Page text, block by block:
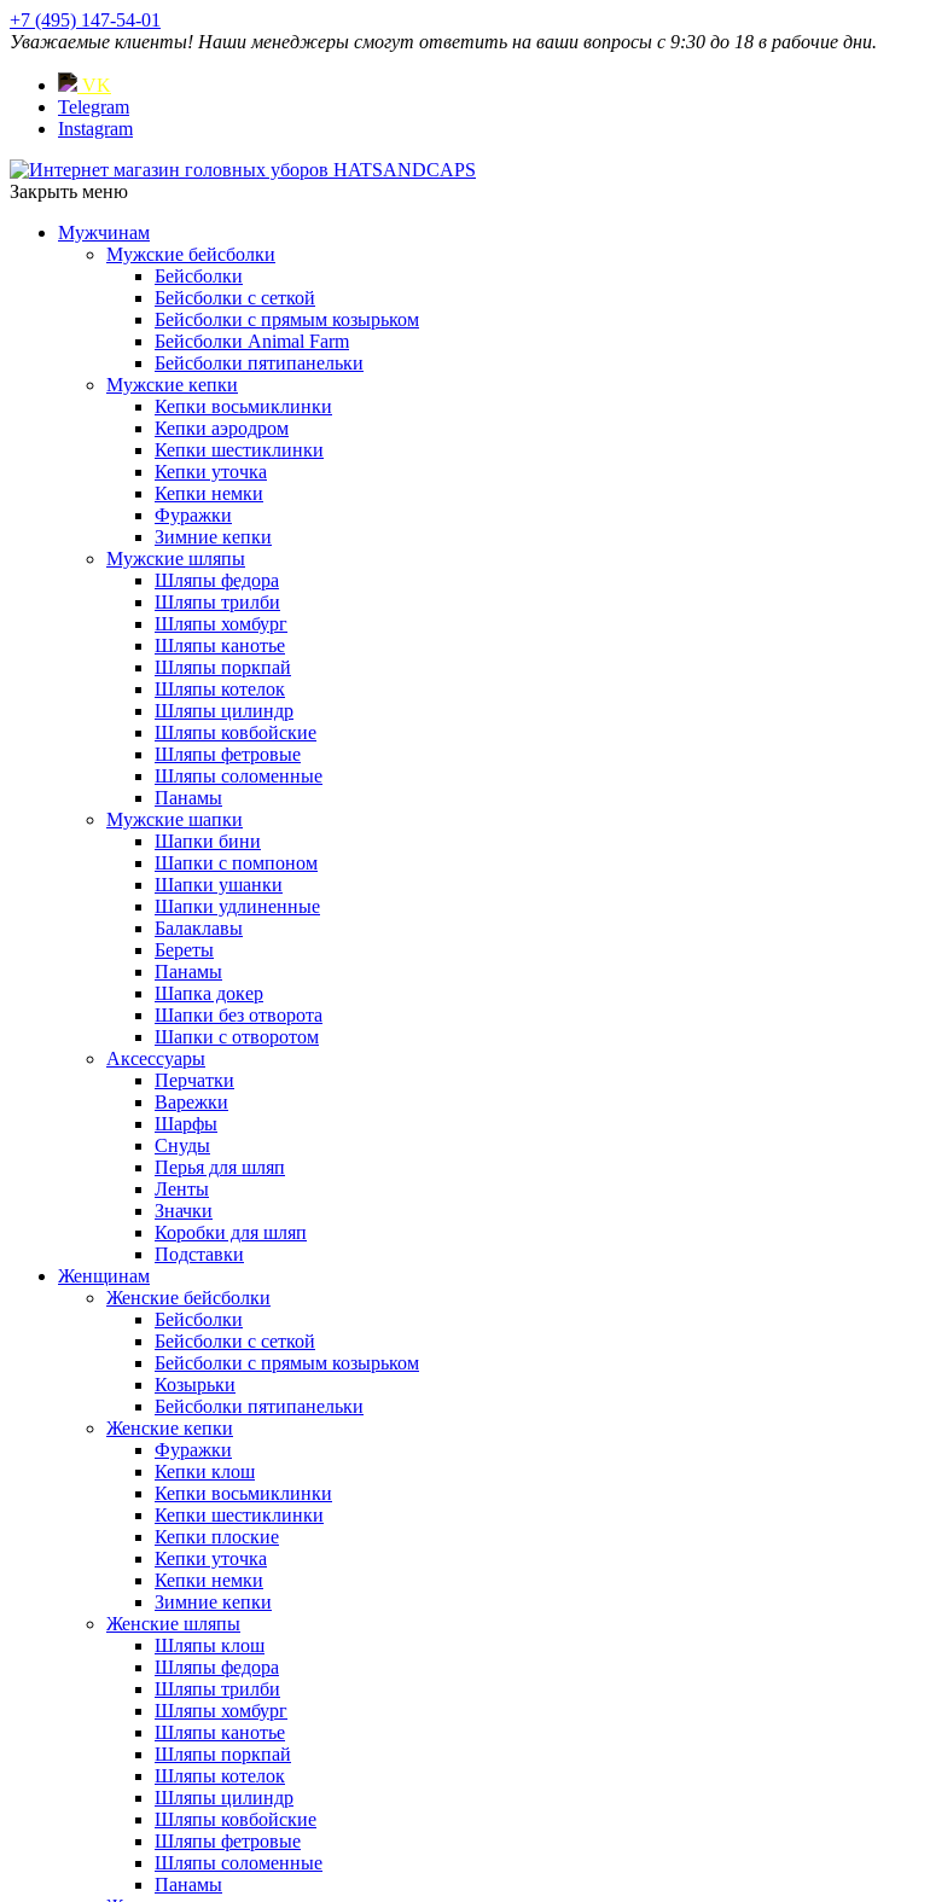
+7 (495) 147-54-01
Уважаемые клиенты! Наши менеджеры смогут ответить на ваши вопросы с 9:30 до 18 в рабочие дни.
VK
Telegram
Instagram
Закрыть меню
Мужчинам
Мужские бейсболки
Бейсболки
Бейсболки с сеткой
Бейсболки с прямым козырьком
Бейсболки Animal Farm
Бейсболки пятипанельки
Мужские кепки
Кепки восьмиклинки
Кепки аэродром
Кепки шестиклинки
Кепки уточка
Кепки немки
Фуражки
Зимние кепки
Мужские шляпы
Шляпы федора
Шляпы трилби
Шляпы хомбург
Шляпы канотье
Шляпы поркпай
Шляпы котелок
Шляпы цилиндр
Шляпы ковбойские
Шляпы фетровые
Шляпы соломенные
Панамы
Мужские шапки
Шапки бини
Шапки с помпоном
Шапки ушанки
Шапки удлиненные
Балаклавы
Береты
Панамы
Шапка докер
Шапки без отворота
Шапки с отворотом
Аксессуары
Перчатки
Варежки
Шарфы
Снуды
Перья для шляп
Ленты
Значки
Коробки для шляп
Подставки
Женщинам
Женские бейсболки
Бейсболки
Бейсболки с сеткой
Бейсболки с прямым козырьком
Козырьки
Бейсболки пятипанельки
Женские кепки
Фуражки
Кепки клош
Кепки восьмиклинки
Кепки шестиклинки
Кепки плоские
Кепки уточка
Кепки немки
Зимние кепки
Женские шляпы
Шляпы клош
Шляпы федора
Шляпы трилби
Шляпы хомбург
Шляпы канотье
Шляпы поркпай
Шляпы котелок
Шляпы цилиндр
Шляпы ковбойские
Шляпы фетровые
Шляпы соломенные
Панамы